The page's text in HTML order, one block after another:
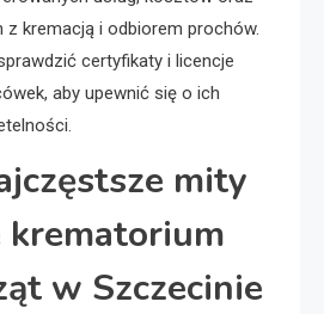
z kremacją i odbiorem prochów.
certyfikaty i licencje
aby upewnić się o ich
mity
krematorium
w Szczecinie